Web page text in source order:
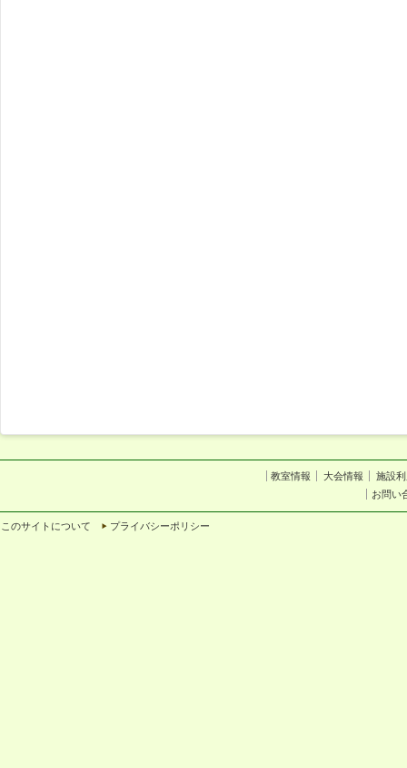
教室情報 大会情報
施設
お問い
このサイトについて プライバシーポリシー